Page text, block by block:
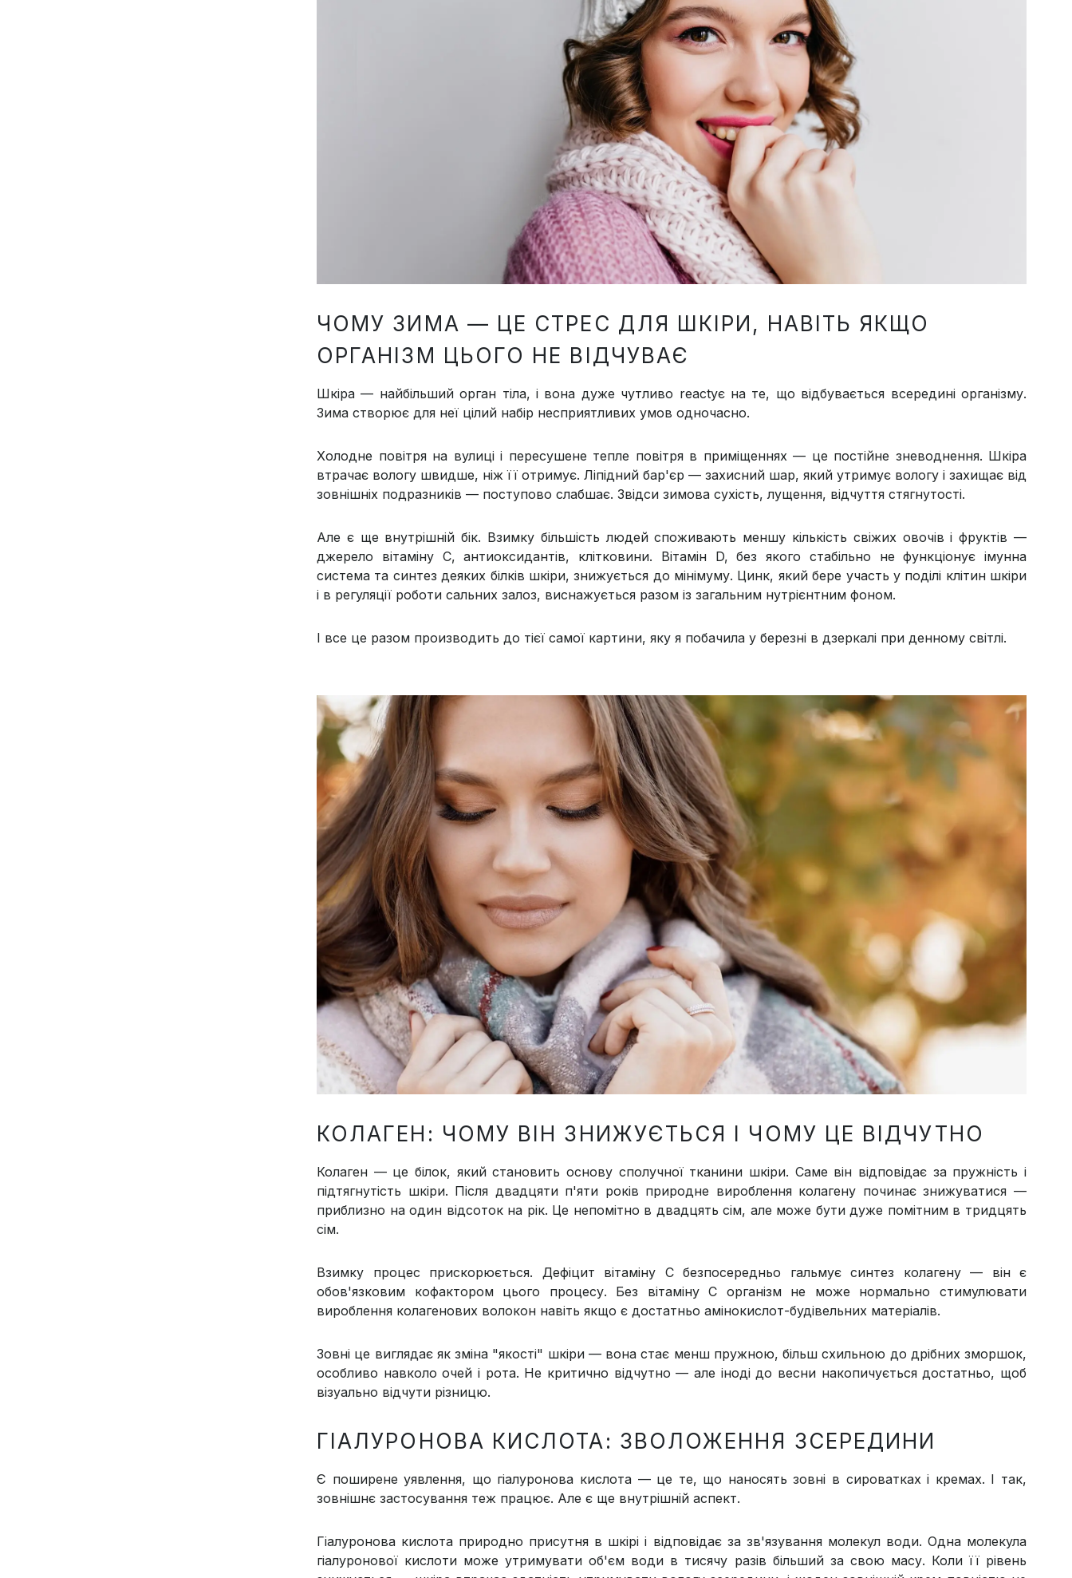
ЧОМУ ЗИМА — ЦЕ СТРЕС ДЛЯ ШКІРИ, НАВІТЬ ЯКЩО
ОРГАНІЗМ ЦЬОГО НЕ ВІДЧУВАЄ
Шкіра — найбільший орган тіла, і вона дуже чутливо reactує на те, що відбувається всередині організму.
Зима створює для неї цілий набір несприятливих умов одночасно.
Холодне повітря на вулиці і пересушене тепле повітря в приміщеннях — це постійне зневоднення. Шкіра
втрачає вологу швидше, ніж її отримує. Ліпідний бар'єр — захисний шар, який утримує вологу і захищає від
зовнішніх подразників — поступово слабшає. Звідси зимова сухість, лущення, відчуття стягнутості.
Але є ще внутрішній бік. Взимку більшість людей споживають меншу кількість свіжих овочів і фруктів —
джерело вітаміну С, антиоксидантів, клітковини. Вітамін D, без якого стабільно не функціонує імунна
система та синтез деяких білків шкіри, знижується до мінімуму. Цинк, який бере участь у поділі клітин шкіри
і в регуляції роботи сальних залоз, виснажується разом із загальним нутрієнтним фоном.
І все це разом производить до тієї самої картини, яку я побачила у березні в дзеркалі при денному світлі.
КОЛАГЕН: ЧОМУ ВІН ЗНИЖУЄТЬСЯ І ЧОМУ ЦЕ ВІДЧУТНО
Колаген — це білок, який становить основу сполучної тканини шкіри. Саме він відповідає за пружність і
підтягнутість шкіри. Після двадцяти п'яти років природне вироблення колагену починає знижуватися —
приблизно на один відсоток на рік. Це непомітно в двадцять сім, але може бути дуже помітним в тридцять
сім.
Взимку процес прискорюється. Дефіцит вітаміну С безпосередньо гальмує синтез колагену — він є
обов'язковим кофактором цього процесу. Без вітаміну С організм не може нормально стимулювати
вироблення колагенових волокон навіть якщо є достатньо амінокислот-будівельних матеріалів.
Зовні це виглядає як зміна "якості" шкіри — вона стає менш пружною, більш схильною до дрібних зморшок,
особливо навколо очей і рота. Не критично відчутно — але іноді до весни накопичується достатньо, щоб
візуально відчути різницю.
ГІАЛУРОНОВА КИСЛОТА: ЗВОЛОЖЕННЯ ЗСЕРЕДИНИ
Є поширене уявлення, що гіалуронова кислота — це те, що наносять зовні в сироватках і кремах. І так,
зовнішнє застосування теж працює. Але є ще внутрішній аспект.
Гіалуронова кислота природно присутня в шкірі і відповідає за зв'язування молекул води. Одна молекула
гіалуронової кислоти може утримувати об'єм води в тисячу разів більший за свою масу. Коли її рівень